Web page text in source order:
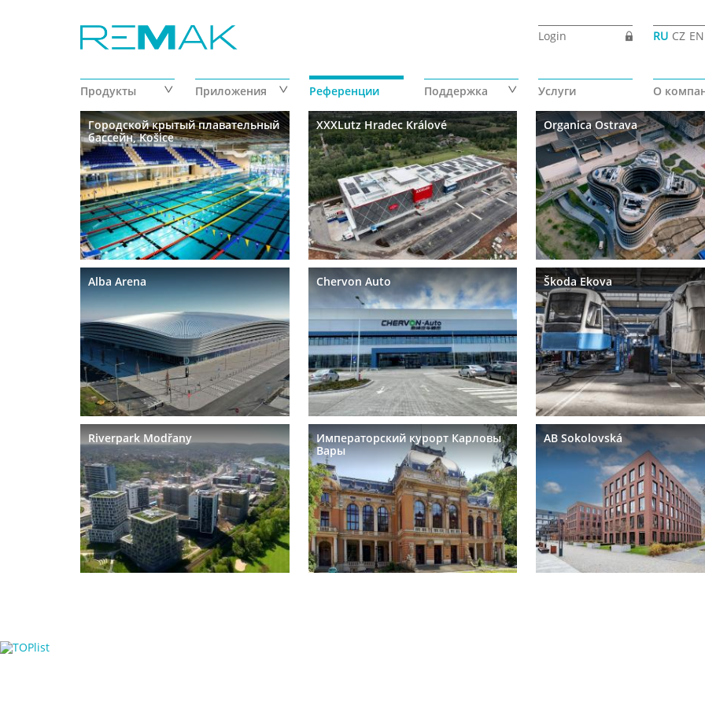
Login
RU CZ EN
Продукты Приложения Референции Поддержка Услуги О
Городской крытый плавательный
бассейн, Košice
XXXLutz Hradec Králové Organica Ostrava
Alba Arena Chervon Auto Škoda Ekova
Riverpark Modřany
Императорский курорт Карловы
Вары
AB Sokolovská
Страницы